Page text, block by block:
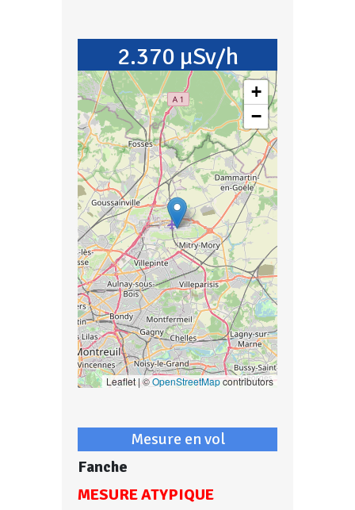
2.370 µSv/h
+
−
Leaflet | ©OpenStreetMapcontributors
Mesure en vol
Fanche
MESURE ATYPIQUE